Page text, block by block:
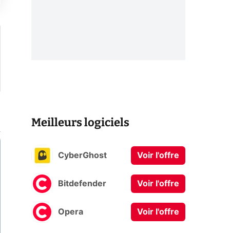
Meilleurs logiciels
CyberGhost Voir l'offre
Bitdefender Voir l'offre
Opera Voir l'offre